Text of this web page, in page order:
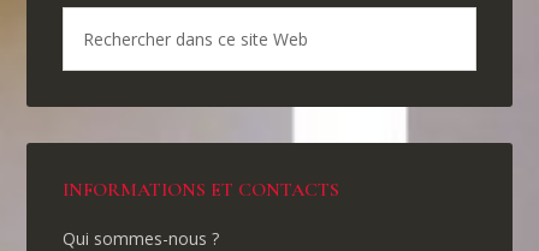
INFORMATIONS ET CONTACTS
Qui sommes-nous ?